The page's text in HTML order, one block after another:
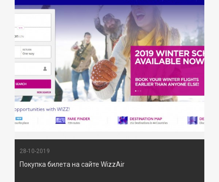
28-10-2019
Покупка билета на сайте WizzAir